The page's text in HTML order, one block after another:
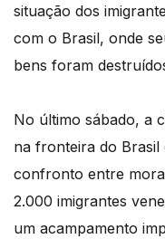
situação dos
com o Brasil, onde
bens foram
No último sábado, a
na fronteira do Brasil
confronto entre
2.000 imigrantes
um acampamento